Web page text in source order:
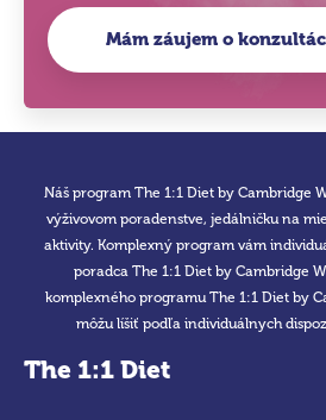
Mám záujem o
The 1:1 Diet
Náš program The 1:1 Diet by Cambridge
výživovom poradenstve, jedálničku na
aktivity. Komplexný program vám
poradca The 1:1 Diet by Cambridge
komplexného programu The 1:1 Diet by
môžu líšiť podľa individuálnych